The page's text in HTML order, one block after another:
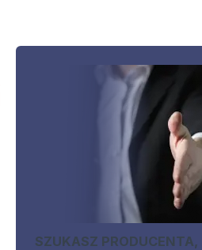
SZUKASZ PRODUCENTA,